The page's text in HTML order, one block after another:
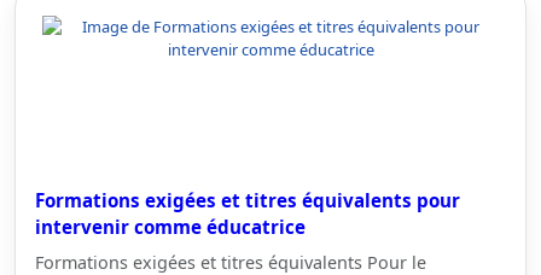
Formations exigées et titres équivalents pour
intervenir comme éducatrice
Formations exigées et titres équivalents Pour le